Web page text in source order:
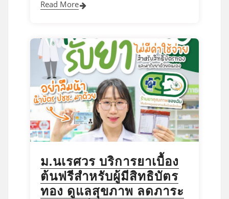
Read More
ม.นเรศวร บริการยาเบื้อง
ต้นฟรีสำหรับผู้มีสิทธิบัตร
ทอง ดูแลสุขภาพ ลดภาระ